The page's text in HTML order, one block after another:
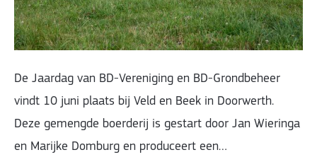
De Jaardag van BD-Vereniging en BD-Grondbeheer
vindt 10 juni plaats bij Veld en Beek in Doorwerth.
Deze gemengde boerderij is gestart door Jan Wieringa
en Marijke Domburg en produceert een…